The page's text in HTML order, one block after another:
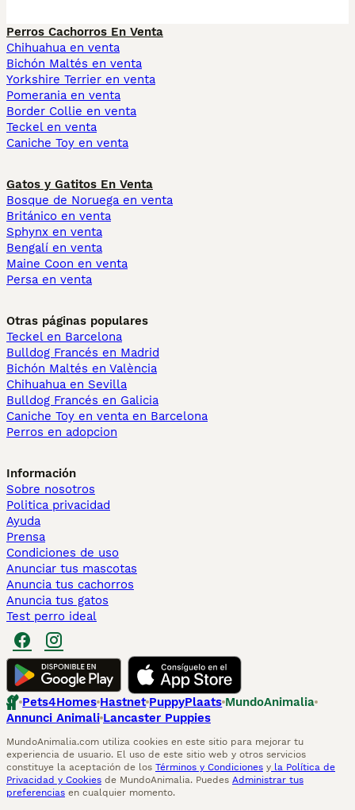
Perros Cachorros En Venta
Chihuahua en venta
Bichón Maltés en venta
Yorkshire Terrier en venta
Pomerania en venta
Border Collie en venta
Teckel en venta
Caniche Toy en venta
Gatos y Gatitos En Venta
Bosque de Noruega en venta
Británico en venta
Sphynx en venta
Bengalí en venta
Maine Coon en venta
Persa en venta
Otras páginas populares
Teckel en Barcelona
Bulldog Francés en Madrid
Bichón Maltés en València
Chihuahua en Sevilla
Bulldog Francés en Galicia
Caniche Toy en venta en Barcelona
Perros en adopcion
Información
Sobre nosotros
Politica privacidad
Ayuda
Prensa
Condiciones de uso
Anunciar tus mascotas
Anuncia tus cachorros
Anuncia tus gatos
Test perro ideal
Pets4Homes Hastnet PuppyPlaats MundoAnimalia
Annunci Animali Lancaster Puppies
MundoAnimalia.com utiliza cookies en este sitio para mejorar tu
experiencia de usuario. El uso de este sitio web y otros servicios
constituye la aceptación de los Términos y Condiciones y la Política de
Privacidad y Cookies de MundoAnimalia. Puedes Administrar tus
preferencias en cualquier momento.